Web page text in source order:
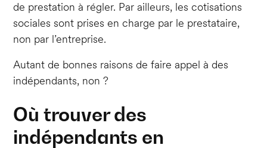
de prestation à régler. Par ailleurs, les cotisations
sociales sont prises en charge par le prestataire,
non par l’entreprise.
Autant de bonnes raisons de faire appel à des
indépendants, non ?
Où trouver des
indépendants en